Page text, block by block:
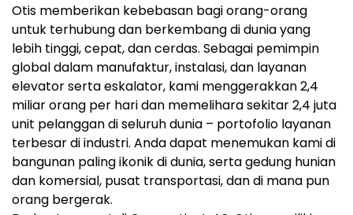
Otis memberikan kebebasan bagi orang-orang
untuk terhubung dan berkembang di dunia yang
lebih tinggi, cepat, dan cerdas. Sebagai pemimpin
global dalam manufaktur, instalasi, dan layanan
elevator serta eskalator, kami menggerakkan 2,4
miliar orang per hari dan memelihara sekitar 2,4 juta
unit pelanggan di seluruh dunia – portofolio layanan
terbesar di industri. Anda dapat menemukan kami di
bangunan paling ikonik di dunia, serta gedung hunian
dan komersial, pusat transportasi, dan di mana pun
orang bergerak.